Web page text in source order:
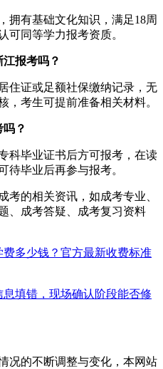
拥有基础文化知识，满足18周
可同等学力报考资质。
报考吗？
住证或足额社保缴纳记录，无
，考生可提前准备相关材料。
？
科毕业证书后方可报考，在读
待毕业后再参与报考。
考的相关资讯，如成考专业、
、成考答疑、成考复习资料
费多少钱？官方最新收费标准
息填错，现场确认阶段能否修
况的不断调整与变化，本网站